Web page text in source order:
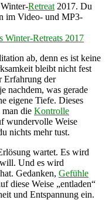
Retreat 2017. Du
im Video- und MP3-
Winter-Retreats 2017
ab, denn es ist keine
bleibt nicht fest
Erfahrung der
nachdem, was gerade
eigene Tiefe. Dieses
man die Kontrolle
wundervolle Weise
nichts mehr tust.
wartet. Es wird
will. Und es wird
Gedanken, Gefühle
diese Weise „entladen“
und Entspannung ein.